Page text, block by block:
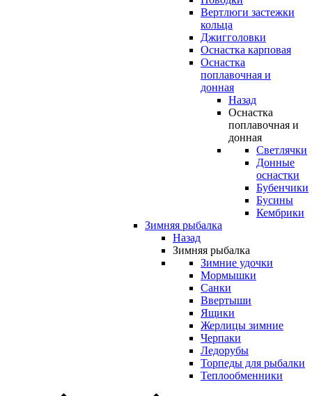
Вертлюги застежки
кольца
Джигголовки
Оснастка карповая
Оснастка
поплавочная и
донная
Назад
Оснастка
поплавочная и
донная
Светлячки
Донные
оснастки
Бубенчики
Бусины
Кембрики
Зимняя рыбалка
Назад
Зимняя рыбалка
Зимние удочки
Мормышки
Санки
Ввертыши
Ящики
Жерлицы зимние
Черпаки
Ледорубы
Торпеды для рыбалки
Теплообменники